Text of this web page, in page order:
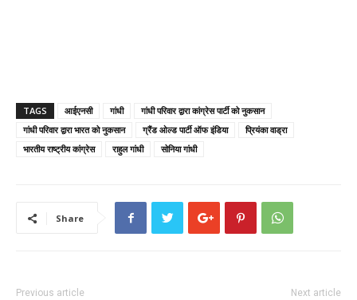
TAGS आईएनसी गांधी
गांधी परिवार द्वारा कांग्रेस पार्टी को नुकसान
गांधी परिवार द्वारा भारत को नुकसान
ग्रैंड ओल्ड पार्टी ऑफ इंडिया
प्रियंका वाड्रा
भारतीय राष्ट्रीय कांग्रेस
राहुल गांधी सोनिया गांधी
Share
Previous article Next article